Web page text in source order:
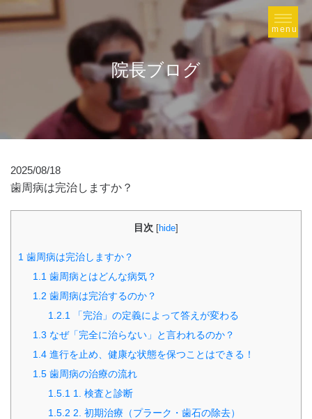
院長ブログ
2025/08/18
歯周病は完治しますか？
目次 [hide]
1 歯周病は完治しますか？
1.1 歯周病とはどんな病気？
1.2 歯周病は完治するのか？
1.2.1
「完治」の定義によって答えが変わる
1.3 なぜ「完全に治らない」と言われるのか？
1.4 進行を止め、健康な状態を保つことはできる！
1.5 歯周病の治療の流れ
1.5.1 1. 検査と診断
1.5.2 2. 初期治療（プラーク・歯石の除去）